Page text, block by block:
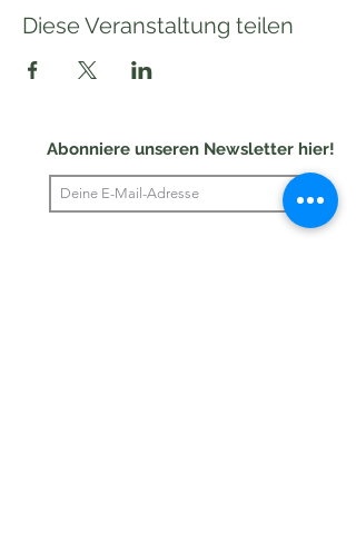
Diese Veranstaltung teilen
Abonniere unseren Newsletter hier!